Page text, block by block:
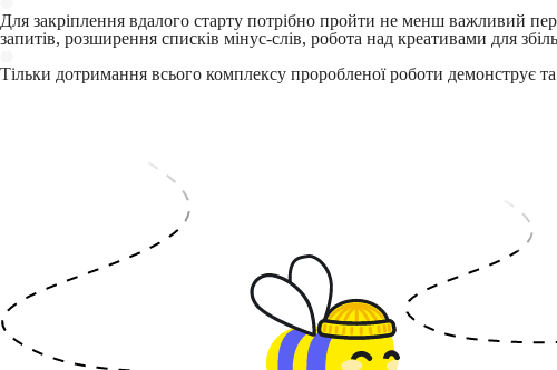
Для закріплення вдалого старту потрібно пройти не менш важливий
запитів, розширення списків мінус-слів, робота над креативами для
Тільки дотримання всього комплексу проробленої роботи демонструє